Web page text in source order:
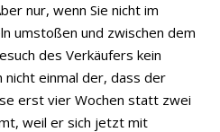
nur, wenn Sie nicht im
umstoßen und zwischen dem
des Verkäufers kein
einmal der, dass der
erst vier Wochen statt zwei
weil er sich jetzt mit